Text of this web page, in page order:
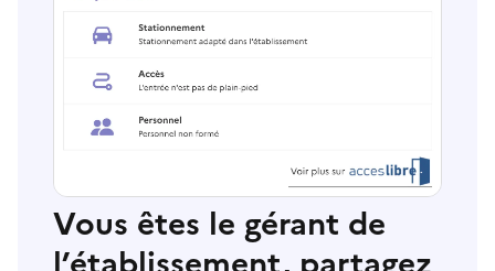
Vous êtes le gérant de